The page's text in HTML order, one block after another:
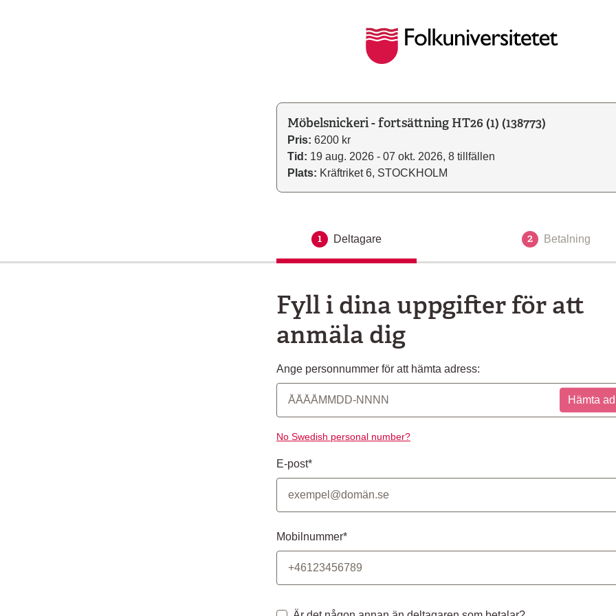
Möbelsnickeri - fortsättning HT26 (1) (138773)
Pris: 6200 kr
Tid: 19 aug. 2026 - 07 okt. 2026, 8 tillfällen
Plats: Kräftriket 6, STOCKHOLM
1 Aktuellt steg
Deltagare 2 Betalning
Fyll i dina uppgifter för att
anmäla dig
Ange personnummer för att hämta adress:
Hämta
No Swedish personal number?
E-post*
Mobilnummer*